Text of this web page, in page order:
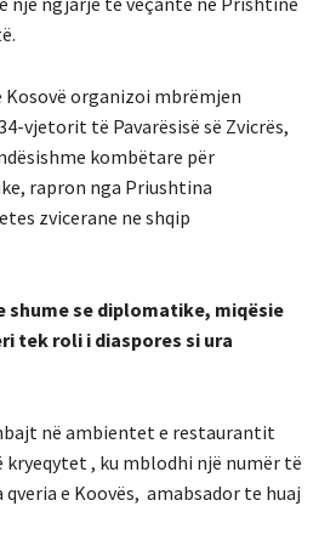
Kosovë organizoi mbrëmjen
vjetorit të Pavarësisë së Zvicrës,
kombëtare për
rapron nga Priushtina
zvicerane ne shqip
shume se diplomatike, miqësie
tek roli i diaspores si ura
në ambientet e restaurantit
kryeqytet , ku mblodhi një numër të
e Koovës, amabsador te huaj